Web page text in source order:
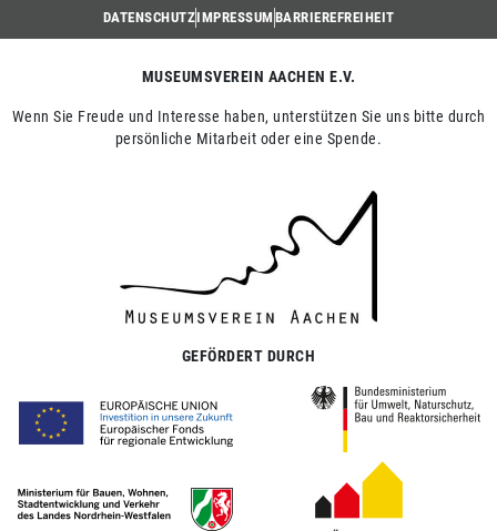
DATENSCHUTZIMPRESSUM BARRIEREFREIHEIT
MUSEUMSVEREIN AACHEN E.V.
Wenn Sie Freude und Interesse haben, unterstützen Sie uns bitte durch
persönliche Mitarbeit oder eine Spende.
GEFÖRDERT DURCH